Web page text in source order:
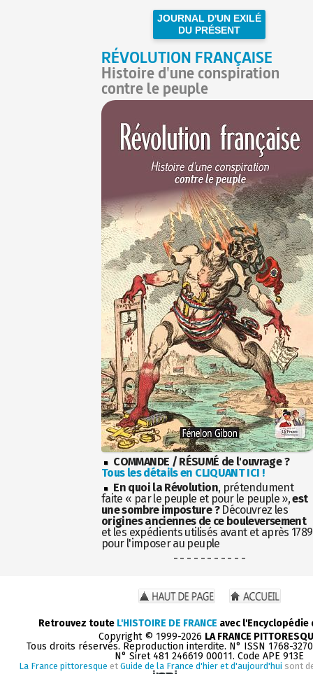
JOURNAL D'UN EXILÉ
DU PRÉSENT
RÉVOLUTION FRANÇAISE
Histoire d'une conspiration
contre le peuple
COMMANDE / RÉSUMÉ de l'ouvrage ?
Tous les détails en CLIQUANT ICI !
En quoi la Révolution, prétendument
faite « par le peuple et pour le peuple »,est
une sombre imposture ?Découvrez les
origines anciennes de ce bouleversement
et les expédients utilisés avant et après 1789
pour l'imposer au peuple
- - - - - - - - - - -
Retrouvez toute L'HISTOIRE DE FRANCE avec
Copyright © 1999-2026 LA FRANCE
Tous droits réservés. Reproduction interdite. N° ISSN 1768-
N° Siret 481 246619 00011. Code APE 913E
La France pittoresque et Guide de la France d'hier et d'aujourd'hui sont